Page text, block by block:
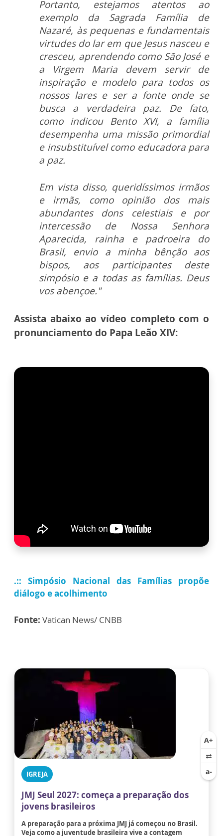
Portanto, estejamos atentos ao
exemplo da Sagrada Família de
Nazaré, às pequenas e fundamentais
virtudes do lar em que Jesus nasceu e
cresceu, aprendendo como São José e
a Virgem Maria devem servir de
inspiração e modelo para todos os
nossos lares e ser a fonte onde se
busca a verdadeira paz. De fato,
como indicou Bento XVI, a família
desempenha uma missão primordial
e insubstituível como educadora para
a paz.
Em vista disso, queridíssimos irmãos
e irmãs, como opinião dos mais
abundantes dons celestiais e por
intercessão de Nossa Senhora
Aparecida, rainha e padroeira do
Brasil, envio a minha bênção aos
bispos, aos participantes deste
simpósio e a todas as famílias. Deus
vos abençoe."
Assista abaixo ao vídeo completo com o
pronunciamento do Papa Leão XIV:
.:: Simpósio Nacional das Famílias propõe
diálogo e acolhimento
Fonte: Vatican News/ CNBB
IGREJA
JMJ Seul 2027: começa a preparação dos
jovens brasileiros
A preparação para a próxima JMJ já começou no Brasil.
Veja como a juventude brasileira vive a contagem